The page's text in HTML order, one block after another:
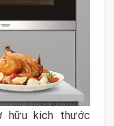
hữu kich thước